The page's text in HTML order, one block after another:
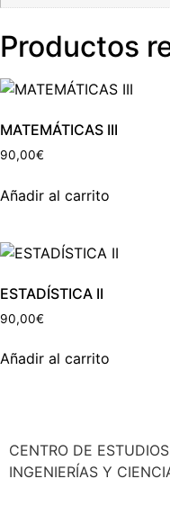
Productos
MATEMÁTICAS III
90,00€
Añadir al carrito
ESTADÍSTICA II
90,00€
Añadir al carrito
CENTRO DE
INGENIERÍAS Y